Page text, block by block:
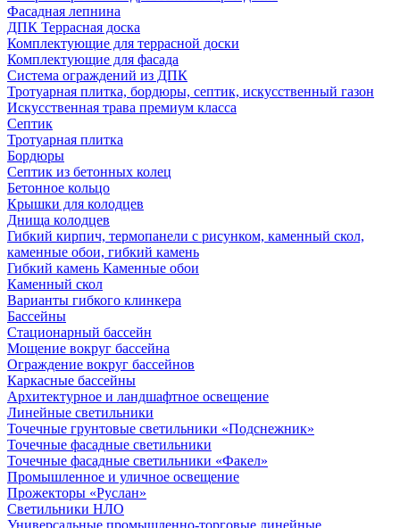
Фасадная лепнина
ДПК Террасная доска
Комплектующие для террасной доски
Комплектующие для фасада
Система ограждений из ДПК
Тротуарная плитка, бордюры, септик, искусственный газон
Искусственная трава премиум класса
Септик
Тротуарная плитка
Бордюры
Септик из бетонных колец
Бетонное кольцо
Крышки для колодцев
Днища колодцев
Гибкий кирпич, термопанели с рисунком, каменный скол,
каменные обои, гибкий камень
Гибкий камень Каменные обои
Каменный скол
Варианты гибкого клинкера
Бассейны
Стационарный бассейн
Мощение вокруг бассейна
Ограждение вокруг бассейнов
Каркасные бассейны
Архитектурное и ландшафтное освещение
Линейные светильники
Точечные грунтовые светильники «Подснежник»
Точечные фасадные светильники
Точечные фасадные светильники «Факел»
Промышленное и уличное освещение
Прожекторы «Руслан»
Светильники НЛО
Универсальные промышленно-торговые линейные